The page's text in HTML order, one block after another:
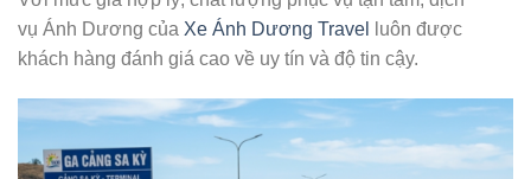
vụ Ánh Dương của Xe Ánh Dương Travel
luôn được
khách hàng đánh giá cao về uy tín và độ tin cậy.